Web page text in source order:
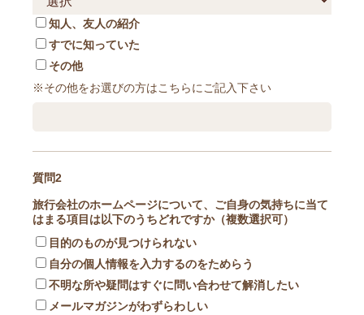
知人、友人の紹介
すでに知っていた
その他
※その他をお選びの方はこちらにご記入下さい
質問2
旅行会社のホームページについて、ご自身の気持ちに当て
はまる項目は以下のうちどれですか（複数選択可）
目的のものが見つけられない
自分の個人情報を入力するのをためらう
不明な所や疑問はすぐに問い合わせて解消したい
メールマガジンがわずらわしい